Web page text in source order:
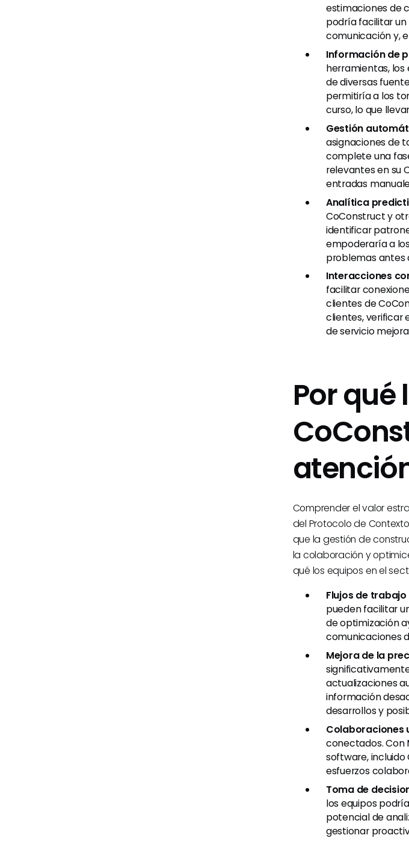
estimaciones de
podría facilitar un
comunicación y,
Información de
herramientas,
de diversas
permitiría a los
curso, lo que
Gestión
asignaciones de
complete una
relevantes en su
entradas
Analítica
CoConstruct y
identificar
empoderaría a
problemas antes
Interacciones
facilitar
clientes de
clientes, verificar
de servicio
Por qué
Comprender el valor
del Protocolo de
que la gestión de
la colaboración y
qué los equipos en el
Flujos de
pueden facilitar
de optimización
comunicaciones
Mejora de la
actualizaciones
información
desarrollos y
Colaboraciones
conectados. Con
software,
esfuerzos
Toma de
los equipos
potencial de
gestionar